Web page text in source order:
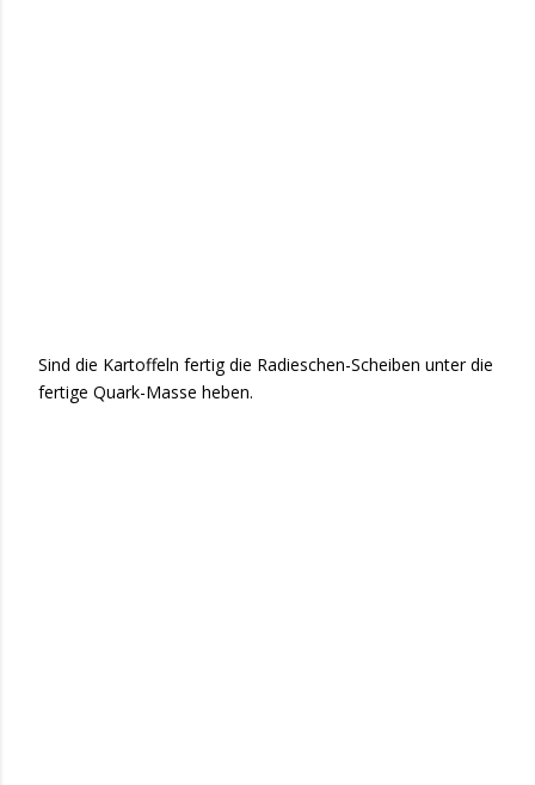
Sind die Kartoffeln fertig die Radieschen-Scheiben unter die
fertige Quark-Masse heben.